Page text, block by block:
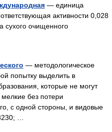
— единица
активности 0,028
сухого очищенного
— методологическое
попытку выделить в
которые не могут
без потери
с одной стороны, и видовые
…